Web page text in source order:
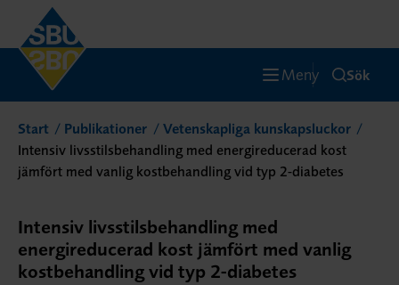
Meny Sök
Start Publikationer
Vetenskapliga kunskapsluckor
Intensiv livsstilsbehandling med energireducerad kost
jämfört med vanlig kostbehandling vid typ 2-diabetes
Intensiv livsstilsbehandling med
energireducerad kost jämfört med vanlig
kostbehandling vid typ 2-diabetes